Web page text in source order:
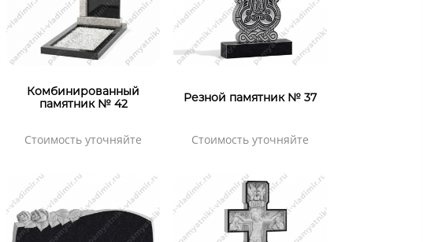
Комбинированный
памятник № 42
Стоимость уточняйте
Резной памятник № 37
Стоимость уточняйте